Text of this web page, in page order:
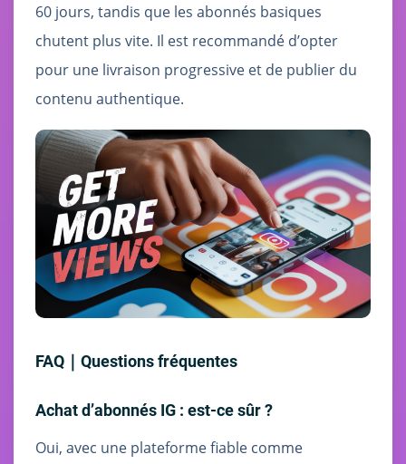
60 jours, tandis que les abonnés basiques
chutent plus vite. Il est recommandé d’opter
pour une livraison progressive et de publier du
contenu authentique.
FAQ｜Questions fréquentes
Achat d’abonnés IG : est-ce sûr ?
Oui, avec une plateforme fiable comme